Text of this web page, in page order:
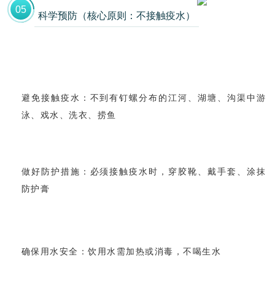
05
科学预防（核心原则：不接触疫水）
避免接触疫水： 不到有钉螺分布的江河、湖塘、沟渠中游
泳、戏水、洗衣、捞鱼
做好防护措施： 必须接触疫水时，穿胶靴、戴手套、涂抹
防护膏
确保用水安全：饮用水需加热或消毒，不喝生水